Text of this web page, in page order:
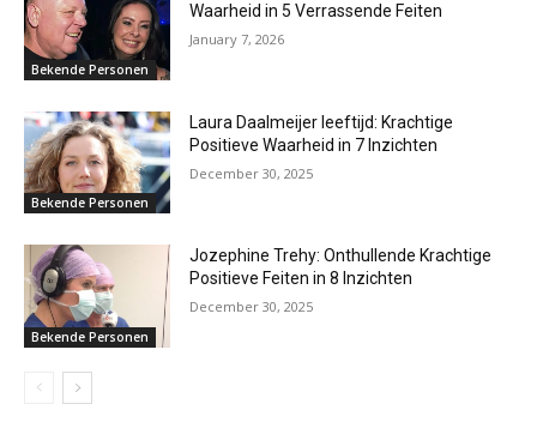
Bekende Personen
Waarheid in 5 Verrassende Feiten
January 7, 2026
Bekende Personen
Laura Daalmeijer leeftijd: Krachtige
Positieve Waarheid in 7 Inzichten
December 30, 2025
Bekende Personen
Jozephine Trehy: Onthullende Krachtige
Positieve Feiten in 8 Inzichten
December 30, 2025